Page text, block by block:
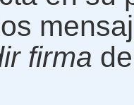
firma